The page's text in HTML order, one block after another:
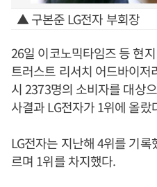
▲ 구본준 LG전자 부회장
26일 이코노믹타임즈 등 현
트러스트 리서치 어드바이저
시 2373명의 소비자를 대상
사결과 LG전자가 1위에 올랐
LG전자는 지난해 4위를 기
르며 1위를 차지했다.